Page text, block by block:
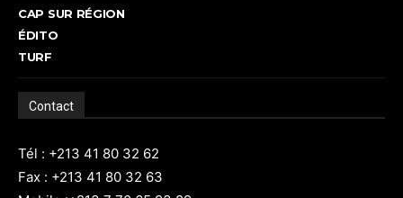
CAP SUR RÉGION
ÉDITO
TURF
Contact
Tél : +213 41 80 32 62
Fax : +213 41 80 32 63